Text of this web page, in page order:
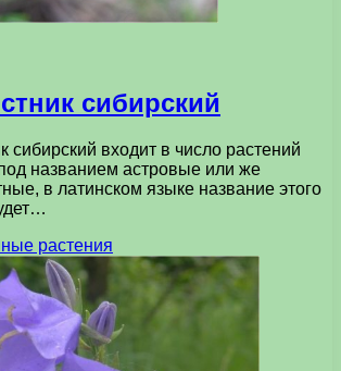
сибирский
сибирский входит в число растений
названием астровые или же
в латинском языке название этого
растения